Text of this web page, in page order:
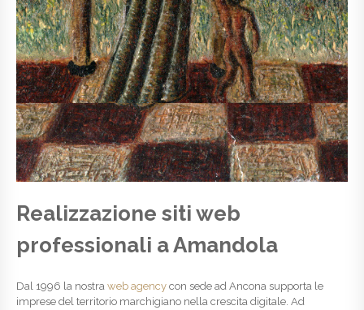
Realizzazione siti web
professionali a Amandola
Dal 1996 la nostra web agency con sede ad Ancona supporta le
imprese del territorio marchigiano nella crescita digitale. Ad